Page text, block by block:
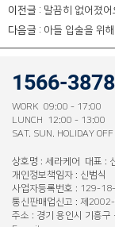
이전글 : 말끔히 없어졌어
다음글 : 아들 입술을 위
1566-3878
WORK 09:00 - 17:00
LUNCH 12:00 - 13:00
SAT. SUN. HOLIDAY OFF
상호명 : 세라케어 대표 :
개인정보책임자 : 신범식
사업자등록번호 : 129-
통신판매업신고 : 제
주소 : 경기 용인시 기흥